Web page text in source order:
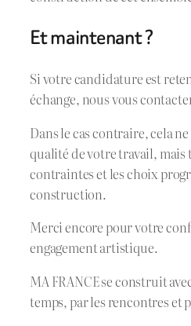
Et maintenant ?
Si votre candidature est
échange, nous vous
Dans le cas contraire, cela
qualité de votre travail,
contraintes et les choix
construction.
Merci encore pour votre
engagement artistique.
MA FRANCE se construit
temps, par les rencontres et